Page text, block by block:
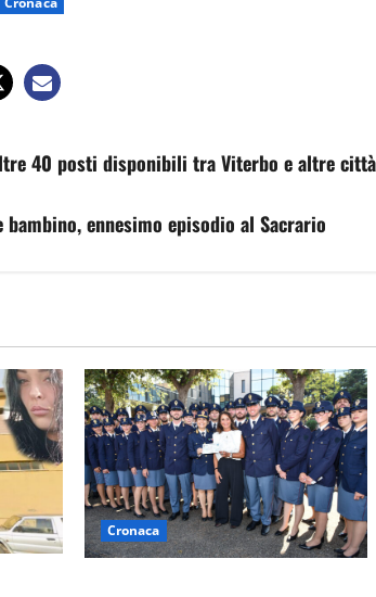
40 posti disponibili tra Viterbo e altre
ennesimo episodio al Sacrario
Cronaca